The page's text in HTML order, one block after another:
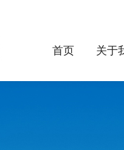
首页 关于